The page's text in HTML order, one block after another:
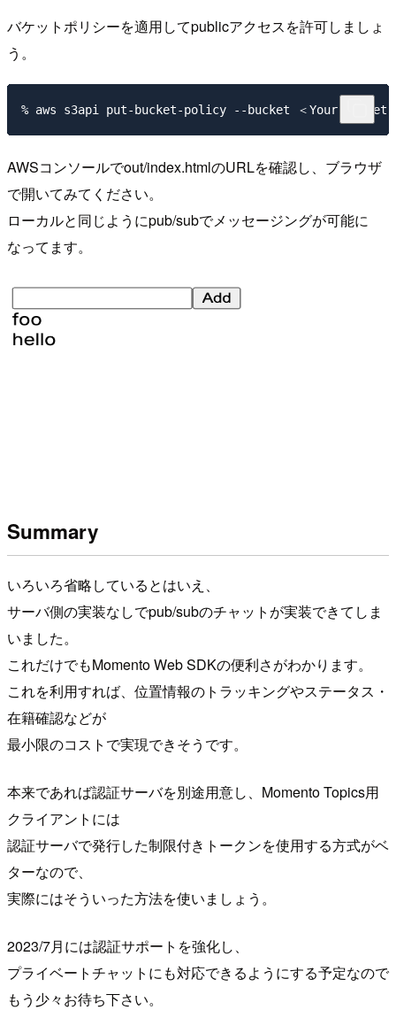
バケットポリシーを適用してpublicアクセスを許可しましょ
う。
AWSコンソールでout/index.htmlのURLを確認し、ブラウザ
で開いてみてください。
ローカルと同じようにpub/subでメッセージングが可能に
なってます。
Summary
いろいろ省略しているとはいえ、
サーバ側の実装なしでpub/subのチャットが実装できてしま
いました。
これだけでもMomento Web SDKの便利さがわかります。
これを利用すれば、位置情報のトラッキングやステータス・
在籍確認などが
最小限のコストで実現できそうです。
本来であれば認証サーバを別途用意し、Momento Topics用
クライアントには
認証サーバで発行した制限付きトークンを使用する方式がベ
ターなので、
実際にはそういった方法を使いましょう。
2023/7月には認証サポートを強化し、
プライベートチャットにも対応できるようにする予定なので
もう少々お待ち下さい。